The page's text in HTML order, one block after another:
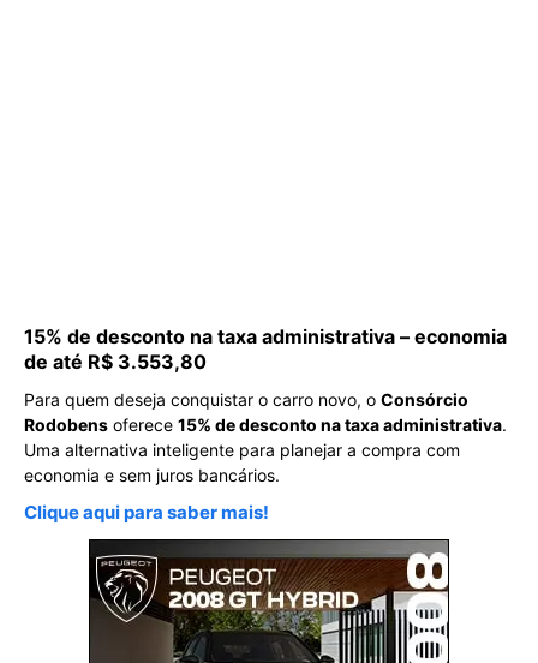
15% de desconto na taxa administrativa – economia
de até R$ 3.553,80
Para quem deseja conquistar o carro novo, o Consórcio
Rodobens oferece 15% de desconto na taxa administrativa.
Uma alternativa inteligente para planejar a compra com
economia e sem juros bancários.
Clique aqui para saber mais!